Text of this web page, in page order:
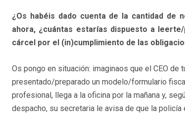
¿Os habéis dado cuenta de la cantidad de
ahora, ¿cuántas estarías dispuesto a
cárcel por el (in)cumplimiento de las
Os pongo en situación: imaginaos que el CEO de
presentado/preparado un modelo/formulario
profesional, llega a la oficina por la mañana y,
despacho, su secretaria le avisa de que la